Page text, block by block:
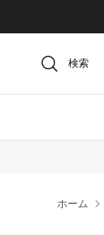
検索
ホーム